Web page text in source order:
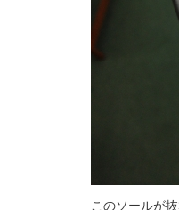
このソールが